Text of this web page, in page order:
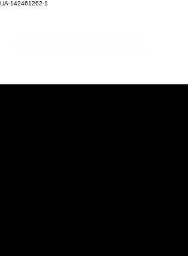
UA-142461262-1